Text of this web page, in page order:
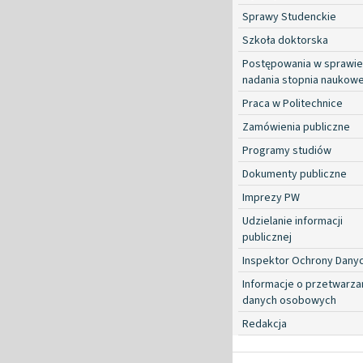
Sprawy Studenckie
Szkoła doktorska
Postępowania w sprawie
nadania stopnia
Praca w Politechnice
Zamówienia publiczne
Programy studiów
Dokumenty publiczne
Imprezy PW
Udzielanie informacji
publicznej
Inspektor Ochrony
Informacje o
danych osobowych
Redakcja